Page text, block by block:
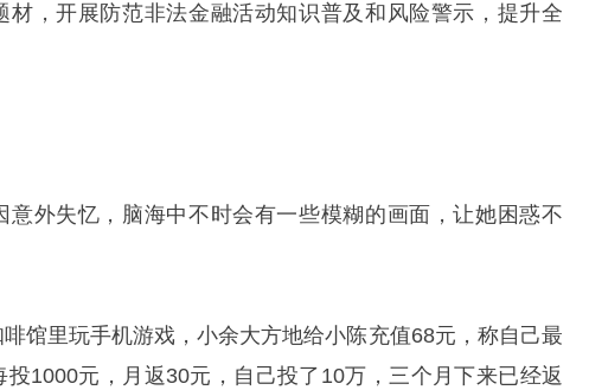
材，开展防范非法金融活动知识普及和风险警示，提升全
意外失忆，脑海中不时会有一些模糊的画面，让她困惑不
馆里玩手机游戏，小余大方地给小陈充值68元，称自己最
1000元，月返30元，自己投了10万，三个月下来已经返